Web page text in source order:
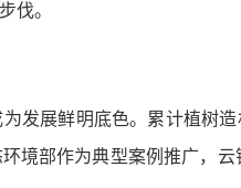
伐。
发展鲜明底色。累计植树
境部作为典型案例推广，